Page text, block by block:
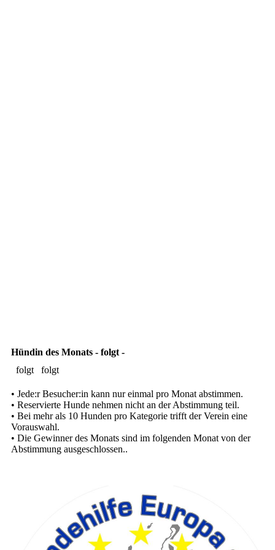
Hündin des Monats - folgt -
folgt
folgt
• Jede:r Besucher:in kann nur einmal pro Monat abstimmen.
• Reservierte Hunde nehmen nicht an der Abstimmung teil.
• Bei mehr als 10 Hunden pro Kategorie trifft der Verein eine
Vorauswahl.
• Die Gewinner des Monats sind im folgenden Monat von der
Abstimmung ausgeschlossen..